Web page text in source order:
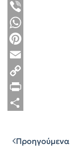
X
Viber
WhatsApp
Pinterest
Email
Copy
Link
Print
Προηγούμενα